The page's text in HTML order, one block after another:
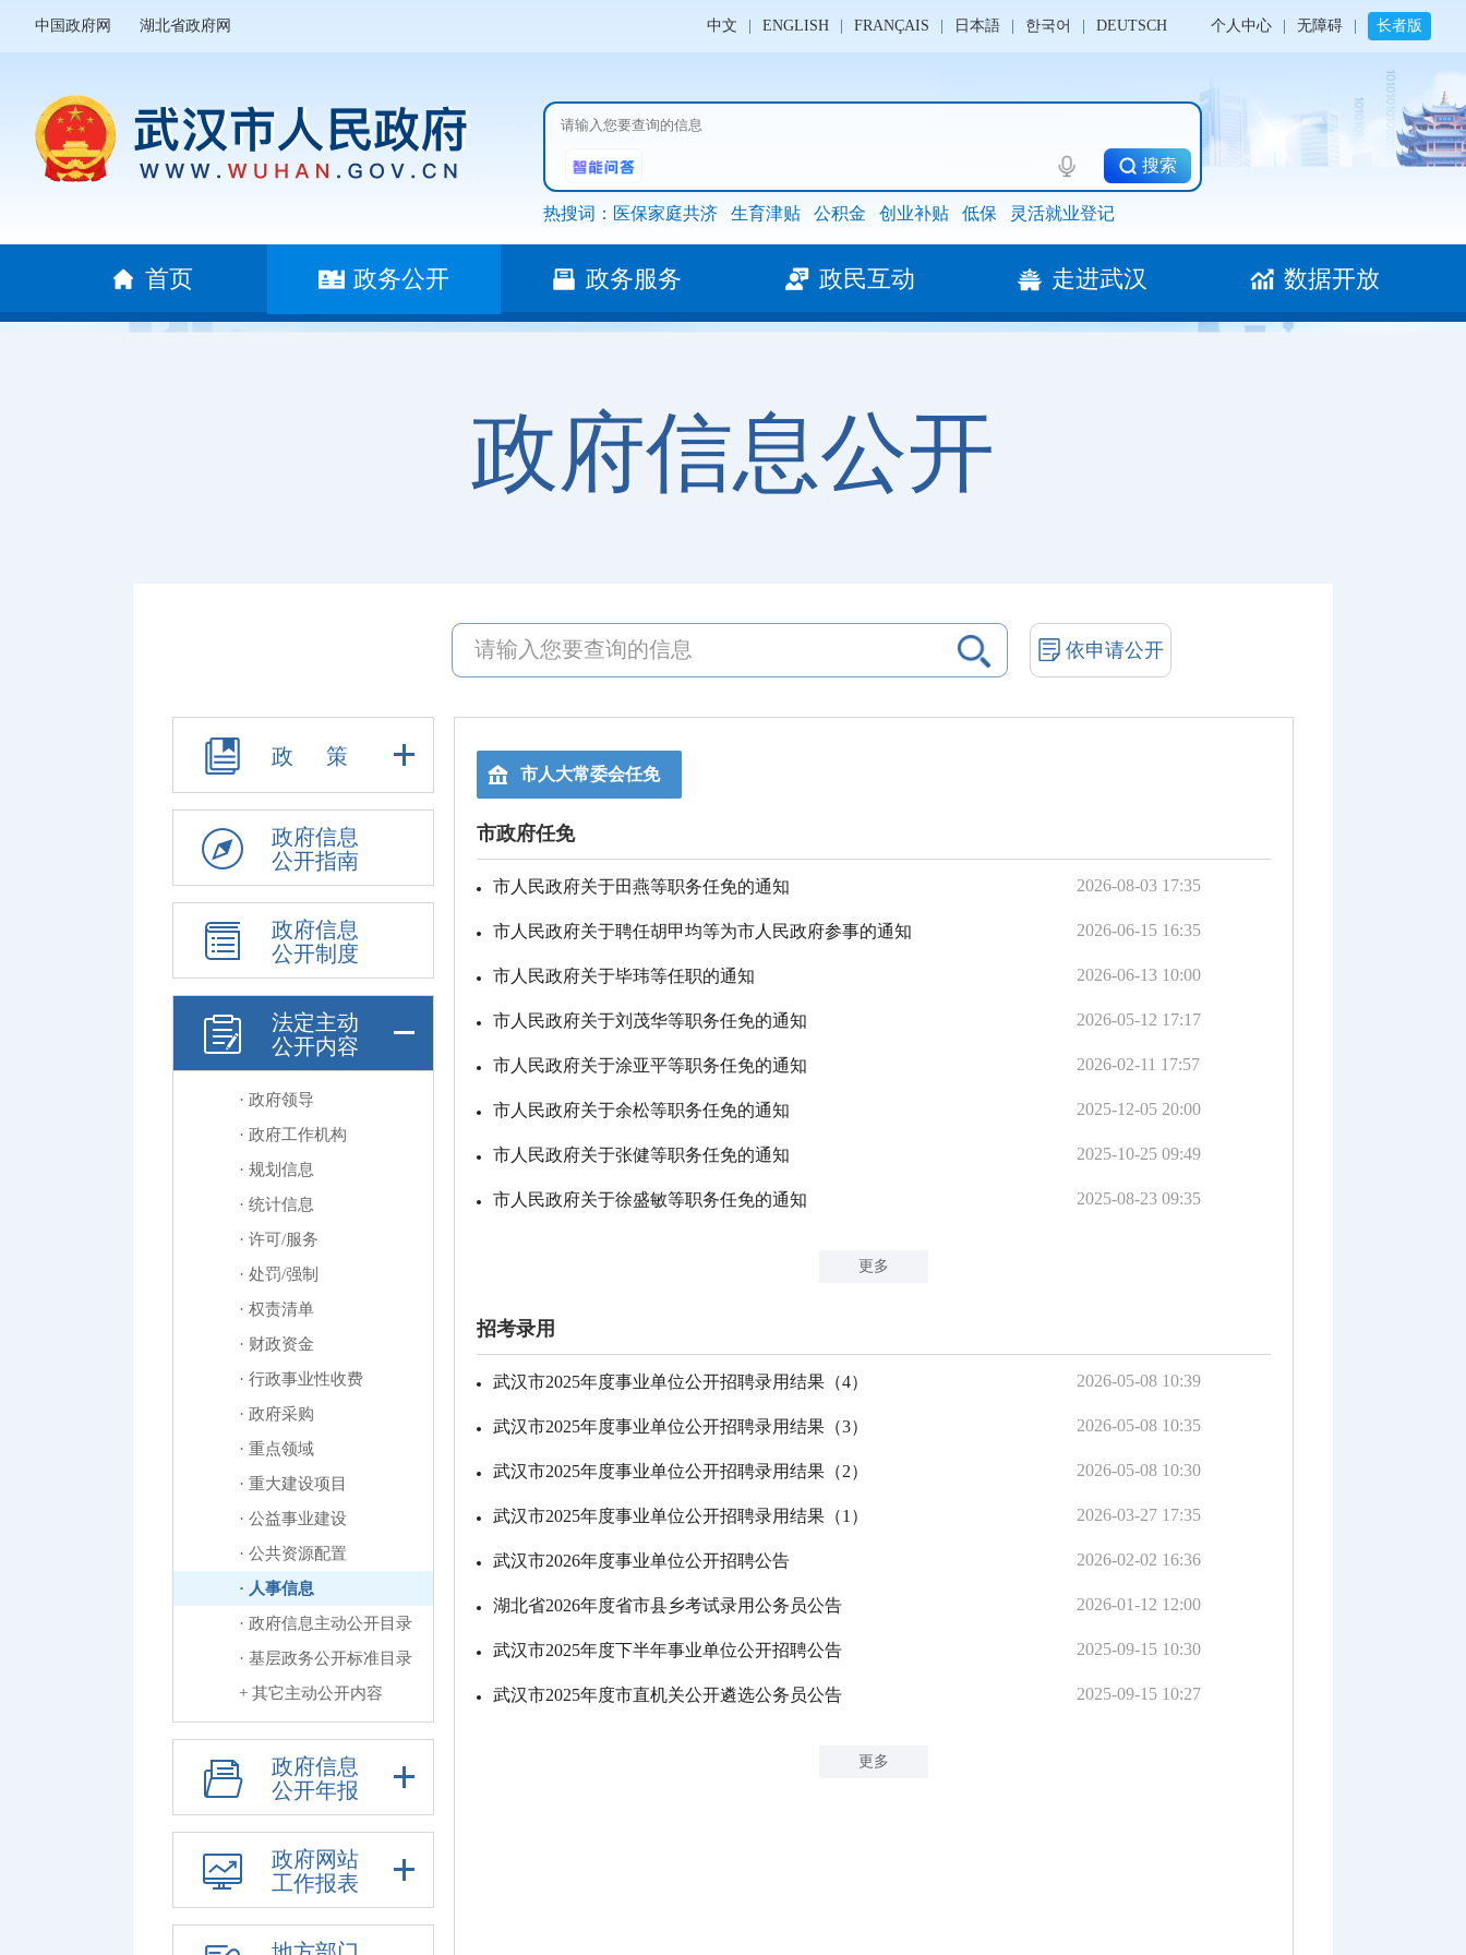
中国政府网 湖北省政府网 中文 ENGLISH FRANÇAIS 日本語 한국어 DEUTSCH 个人中心 无障碍 长者版
搜索
热搜词： 医保家庭共济 生育津贴 公积金 创业补贴 低保 灵活就业登记
首页 政务公开 政务服务 政民互动 走进武汉 数据开放
政府信息公开
依申请公开
政 策
政府信息
公开指南
政府信息
公开制度
法定主动
公开内容
· 政府领导
· 政府工作机构
· 规划信息
· 统计信息
· 许可/服务
· 处罚/强制
· 权责清单
· 财政资金
· 行政事业性收费
· 政府采购
· 重点领域
· 重大建设项目
· 公益事业建设
· 公共资源配置
· 人事信息
· 政府信息主动公开目录
· 基层政务公开标准目录
+ 其它主动公开内容
政府信息
公开年报
政府网站
工作报表